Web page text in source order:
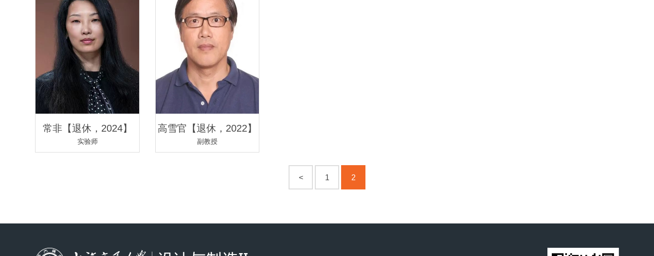
常非【退休，2024】
实验师
高雪官【退休，2022】
副教授
< 1 2